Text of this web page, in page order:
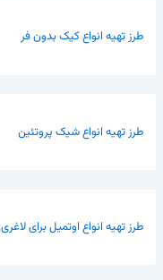
طرز تهیه انواع کیک بدون فر
طرز تهیه انواع شیک پروتئین
طرز تهیه انواع اوتمیل برای لاغری